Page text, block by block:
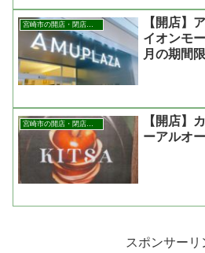
宮崎市の開店・閉店まとめ
【開店】
イオンモ
月の期間
【開店】
ーアルオ
スポンサーリ